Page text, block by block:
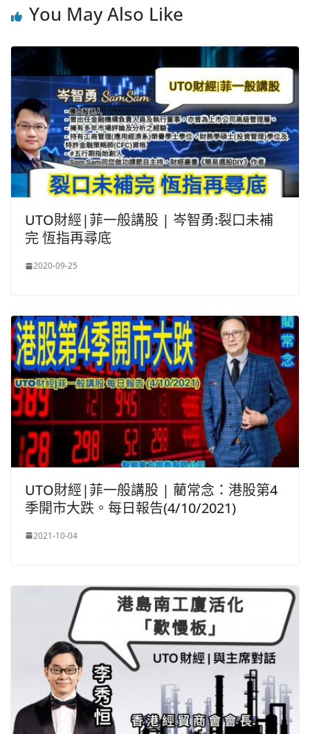
You May Also Like
UTO財經|菲一般講股 | 岑智勇:裂口未補
完 恆指再尋底
2020-09-25
UTO財經|菲一般講股 | 藺常念：港股第4
季開市大跌。每日報告(4/10/2021)
2021-10-04